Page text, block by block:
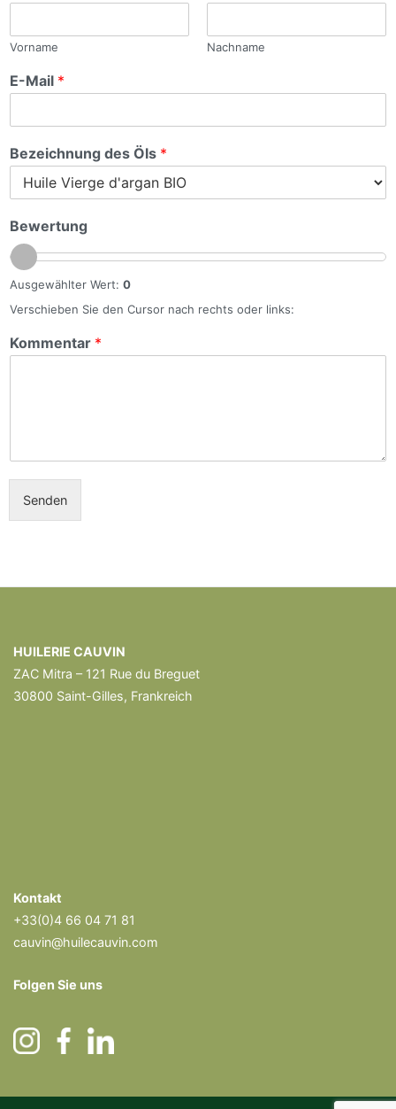
Vorname Nachname
E-Mail *
Bezeichnung des Öls *
Bewertung
Ausgewählter Wert: 0
Verschieben Sie den Cursor nach rechts oder links:
Kommentar *
Senden
HUILERIE CAUVIN
ZAC Mitra – 121 Rue du Breguet
30800 Saint-Gilles, Frankreich
Kontakt
+33(0)4 66 04 71 81
cauvin@huilecauvin.com
Folgen Sie uns